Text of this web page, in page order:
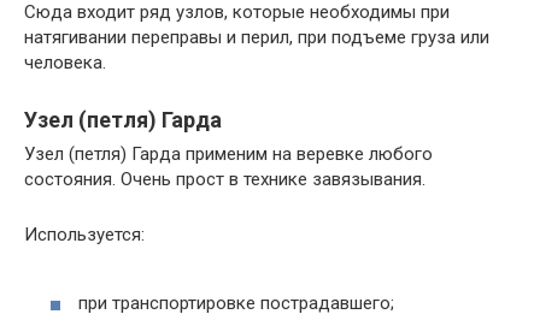
Сюда входит ряд узлов, которые необходимы при
натягивании переправы и перил, при подъеме груза или
человека.
Узел (петля) Гарда
Узел (петля) Гарда применим на веревке любого
состояния. Очень прост в технике завязывания.
Используется:
при транспортировке пострадавшего;